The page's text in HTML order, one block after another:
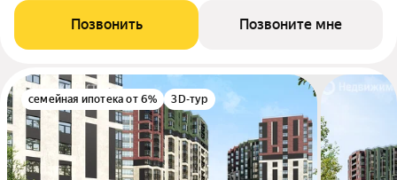
Позвонить Позвоните мне
семейная ипотека от 6% 3D-тур